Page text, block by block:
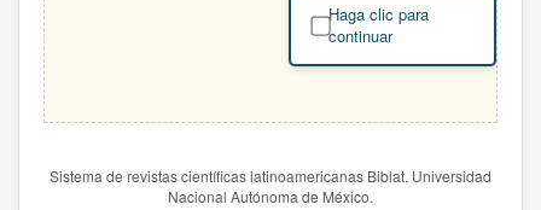
Haga clic para
continuar
Sistema de revistas científicas latinoamericanas Biblat. Universidad
Nacional Autónoma de México.